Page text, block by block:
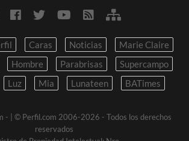
Caras Noticias
Marie Claire
Hombre Parabrisas
Supercampo
Luz Mia Lunateen BATimes
-
| © Perfil.com 2006-2026 - Todos los derechos
reservados